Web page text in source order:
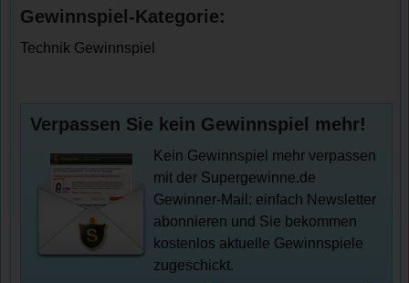
Gewinnspiel-Kategorie:
Technik Gewinnspiel
Verpassen Sie kein Gewinnspiel mehr!
Kein Gewinnspiel mehr verpassen
mit der Supergewinne.de
Gewinner-Mail: einfach Newsletter
abonnieren und Sie bekommen
kostenlos aktuelle Gewinnspiele
zugeschickt.